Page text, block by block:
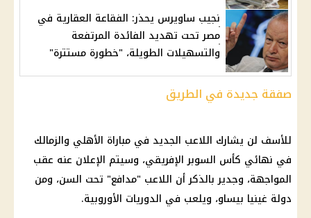
نجيب ساويرس يحذر: الفقاعة العقارية في
مصر تحت تهديد الفائدة المرتفعة
والتسهيلات الطويلة، "خطورة مستترة"
صفقة جديدة في الطريق
للأسف لن يشارك اللاعب الجديد في مباراة الأهلي والزمالك
في نهائي كأس السوبر الإفريقي، وسيتم الإعلان عنه عقب
المواجهة، وجدير بالذكر أن اللاعب "مدافع" تحت السن، ومن
دولة غينيا بيساو، ويلعب في الدوريات الأوروبية.